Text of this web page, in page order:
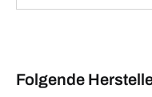
Folgende